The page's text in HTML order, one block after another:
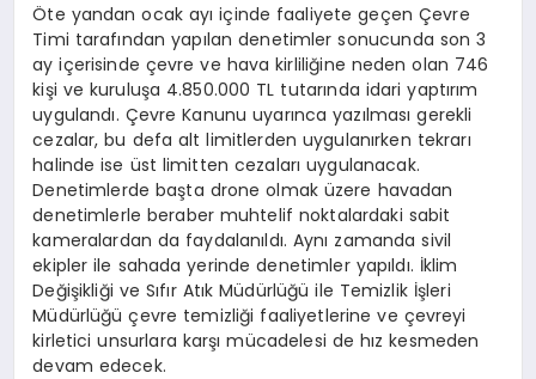
Öte yandan ocak ayı içinde faaliyete geçen Çevre
Timi tarafından yapılan denetimler sonucunda son 3
ay içerisinde çevre ve hava kirliliğine neden olan 746
kişi ve kuruluşa 4.850.000 TL tutarında idari yaptırım
uygulandı. Çevre Kanunu uyarınca yazılması gerekli
cezalar, bu defa alt limitlerden uygulanırken tekrarı
halinde ise üst limitten cezaları uygulanacak.
Denetimlerde başta drone olmak üzere havadan
denetimlerle beraber muhtelif noktalardaki sabit
kameralardan da faydalanıldı. Aynı zamanda sivil
ekipler ile sahada yerinde denetimler yapıldı. İklim
Değişikliği ve Sıfır Atık Müdürlüğü ile Temizlik İşleri
Müdürlüğü çevre temizliği faaliyetlerine ve çevreyi
kirletici unsurlara karşı mücadelesi de hız kesmeden
devam edecek.